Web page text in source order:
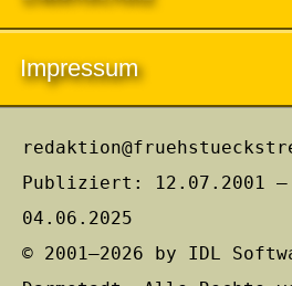
Impressum
Publiziert: 12.07.2001
04.06.2025
© 2001–2026 by IDL